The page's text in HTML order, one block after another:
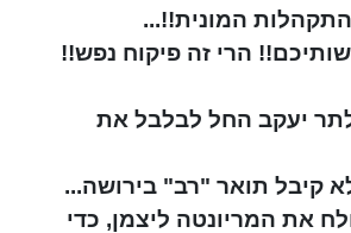
התקהלות המונית!!...
הרי זה פיקוח נפש!!
יעקב החל לבלבל את
קיבל תואר "רב" בירושה...
את המריונטה ליצמן, כדי